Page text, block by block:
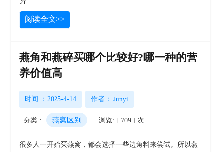
阅读全文>>
燕角和燕碎买哪个比较好?哪一种的营
养价值高
时间 ：2025-4-14 作者：Junyi
分类： 燕窝区别 浏览: [ 709 ] 次
很多人一开始买燕窝，都会选择一些边角料来尝试。所以燕